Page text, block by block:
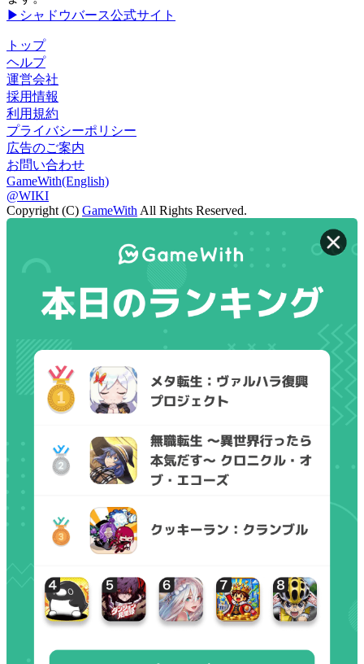
▶シャドウバース公式サイト
トップ
ヘルプ
運営会社
採用情報
利用規約
プライバシーポリシー
広告のご案内
お問い合わせ
GameWith(English)
@WIKI
Copyright (C) GameWith All Rights Reserved.